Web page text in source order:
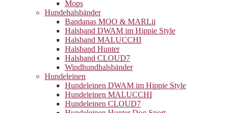
Mops
Hundehalsbänder
Bandanas MOO & MARLii
Halsband DWAM im Hippie Style
Halsband MALUCCHI
Halsband Hunter
Halsband CLOUD7
Windhundhalsbänder
Hundeleinen
Hundeleinen DWAM im Hippie Style
Hundeleinen MALUCCHI
Hundeleinen CLOUD7